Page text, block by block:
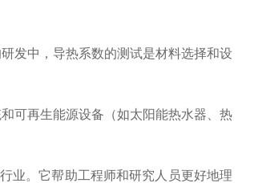
发中，导热系数的测试是材料选择和设
可再生能源设备（如太阳能热水器、热
业。它帮助工程师和研究人员更好地理